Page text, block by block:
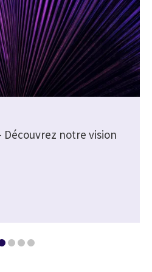
Découvrez notre vision